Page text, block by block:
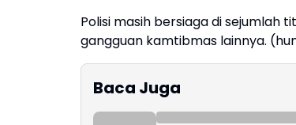
Polisi masih bersiaga di sejumlah
gangguan kamtibmas lainnya.
Baca Juga